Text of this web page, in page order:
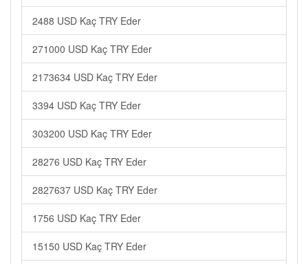
2488 USD Kaç TRY Eder
271000 USD Kaç TRY Eder
2173634 USD Kaç TRY Eder
3394 USD Kaç TRY Eder
303200 USD Kaç TRY Eder
28276 USD Kaç TRY Eder
2827637 USD Kaç TRY Eder
1756 USD Kaç TRY Eder
15150 USD Kaç TRY Eder